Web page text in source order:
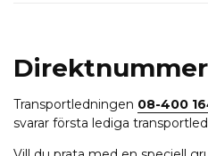
Transportledningen 08-400
svarar första lediga